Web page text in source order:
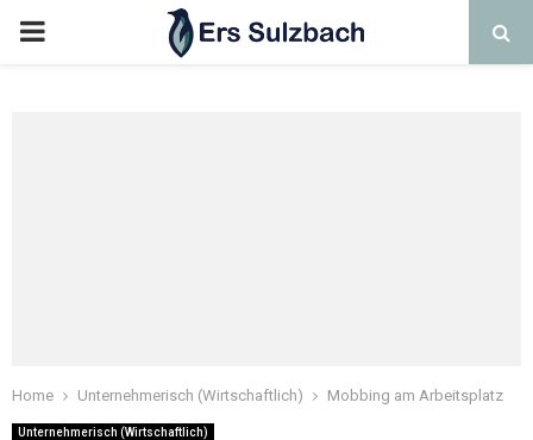
Home Unternehmerisch (Wirtschaftlich) Mobbing am Arbeitsplatz
Unternehmerisch (Wirtschaftlich)